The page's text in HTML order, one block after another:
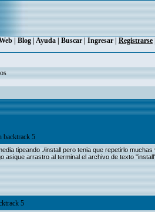
Blog Ayuda Buscar Ingresar Registrarse
backtrack 5
tipeando ./install pero tenia que repetirlo
asique arrastro al terminal el archivo de texto
5